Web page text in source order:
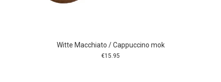
Witte Macchiato / Cappuccino mok
€15.95